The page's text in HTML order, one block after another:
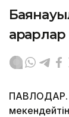
ПАВЛОДАР.